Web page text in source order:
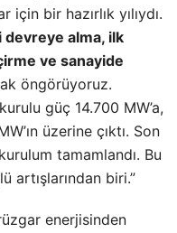
bir hazırlık yılıydı.
devreye alma, ilk
ve sanayide
öngörüyoruz.
güç 14.700 MW’a,
üzerine çıktı. Son
tamamlandı. Bu
artışlarından biri.”
enerjisinden